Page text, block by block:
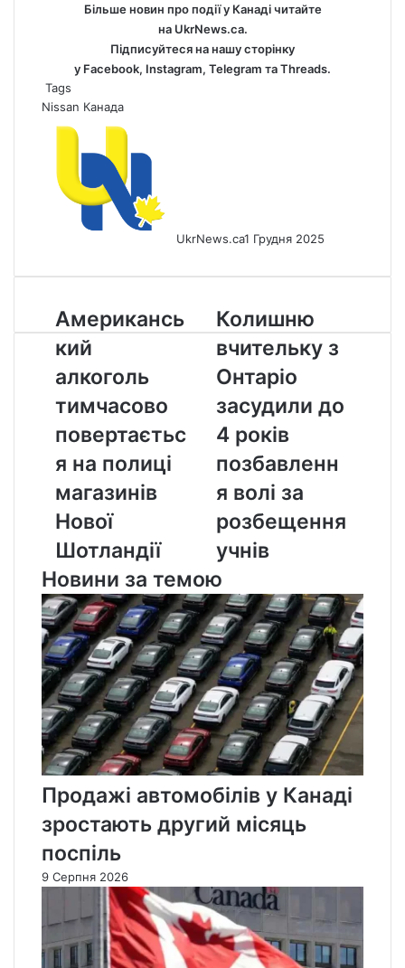
Більше новин про події у Канаді читайте
на UkrNews.ca.
Підписуйтеся на нашу сторінку
у Facebook, Instagram, Telegram таThreads.
Tags
Nissan Канада
UkrNews.ca1 Грудня 2025
Американський
алкоголь
тимчасово
повертається
на
полиці
Нової
Шотландії
Американсь
кий
алкоголь
тимчасово
повертаєтьс
я на полиці
магазинів
Нової
Шотландії
Колишню
вчительку
з
Онтаріо
засудили
до
4
років
позбавлення
за
розбещення
Колишню
вчительку з
Онтаріо
засудили до
4 років
позбавленн
я волі за
розбещення
учнів
Новини за темою
Продажі автомобілів у Канаді
зростають другий місяць
поспіль
9 Серпня 2026